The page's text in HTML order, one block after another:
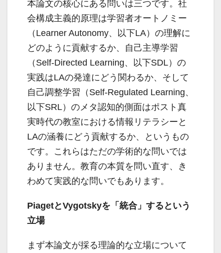
本論文の核心にある問いは三つです。社
会構成主義的原理は学習者オートノミー
（Learner Autonomy、以下LA）の理解に
どのように貢献するか、自己主導学習
（Self-Directed Learning、以下SDL）の
実践はLAの発達にどう関わるか、そして
自己調整学習（Self-Regulated Learning、
以下SRL）のメタ認知的側面はポスト真
実時代の教室における情報リテラシーと
LAの涵養にどう貢献するか、というもの
です。これらはただの学術的な問いでは
ありません。教育の本質を問い直す、き
わめて実践的な問いでもあります。
PiagetとVygotskyを「統合」するという
立場
まず本論文が採る理論的な立場について